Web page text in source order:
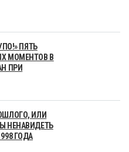
ПЯТЬ
МОМЕНТОВ В
ПРИ
ИЛИ
НЕНАВИДЕТЬ
ГОДА